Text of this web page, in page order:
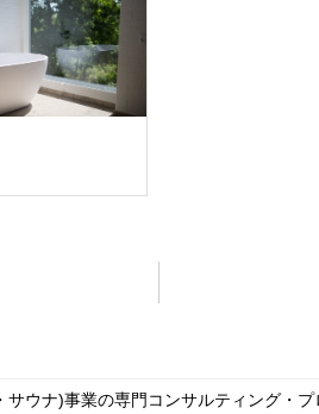
ウナ)事業の専門コンサルティング・プ